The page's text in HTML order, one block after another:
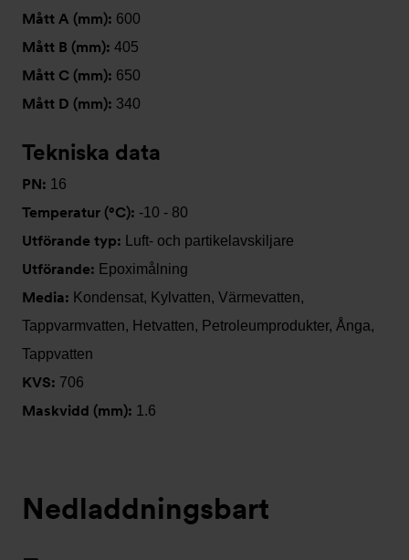
Mått A (mm): 600
Mått B (mm): 405
Mått C (mm): 650
Mått D (mm): 340
Tekniska data
PN: 16
Temperatur (°C): -10 - 80
Utförande typ: Luft- och partikelavskiljare
Utförande: Epoximålning
Media: Kondensat, Kylvatten, Värmevatten,
Tappvarmvatten, Hetvatten, Petroleumprodukter, Ånga,
Tappvatten
KVS: 706
Maskvidd (mm): 1.6
Nedladdningsbart